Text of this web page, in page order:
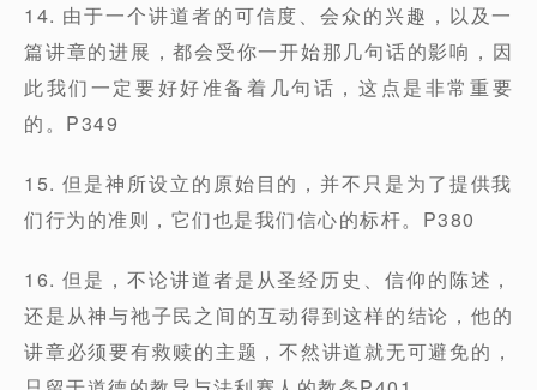
14. 由于一个讲道者的可信度、会众的兴趣，以及一
篇讲章的进展，都会受你一开始那几句话的影响，因
此我们一定要好好准备着几句话，这点是非常重要
的。P349
15. 但是神所设立的原始目的，并不只是为了提供我
们行为的准则，它们也是我们信心的标杆。P380
16. 但是，不论讲道者是从圣经历史、信仰的陈述，
还是从神与祂子民之间的互动得到这样的结论，他的
讲章必须要有救赎的主题，不然讲道就无可避免的，